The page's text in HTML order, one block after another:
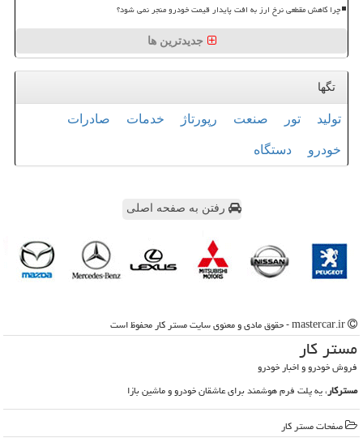
چرا کاهش مقطعی نرخ ارز به افت پایدار قیمت خودرو منجر نمی شود؟
جدیدترین ها
تگها
تولید تور صنعت رپورتاژ خدمات صادرات
خودرو دستگاه
رفتن به صفحه اصلی
مستر كار
فروش خودرو و اخبار خودرو
مسترکار، یه پلت فرم هوشمند برای عاشقان خودرو و ماشین بازا
صفحات مستر كار